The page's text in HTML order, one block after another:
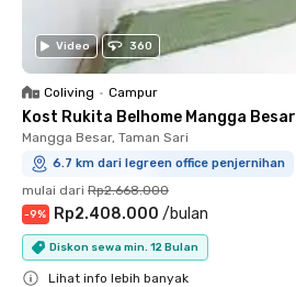
Video 360
Coliving • Campur
Kost Rukita Belhome Mangga Besar
Mangga Besar, Taman Sari
6.7 km dari legreen office penjernihan
mulai dari Rp2.668.000
-9% Rp2.408.000 /bulan
Diskon sewa min. 12 Bulan
Lihat info lebih banyak